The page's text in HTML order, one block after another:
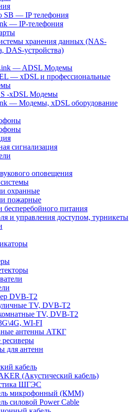
SB — IP телефония
— IP-телефония
хранения данных (NAS-
DAS-устройства)
— ADSL Модемы
— xDSL и профессиональные
-xDSL Модемы
— Модемы, xDSL оборудование
сигнализация
оповещения
охранные
пожарные
бесперебойного питания
и управления доступом, турникеты
DVB-T2
TV, DVB-T2
TV, DVB-T2
WI-FI
антенны АТКГ
для антенн
кабель
(Акустический кабель)
ШГЭС
микрофонный (КММ)
силовой Power Cable